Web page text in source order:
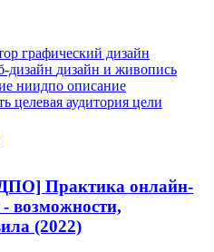
графический дизайн
дизайн дизайн и живопись
ниидпо описание
целевая аудитория цели
Практика онлайн-
возможности,
(2022)